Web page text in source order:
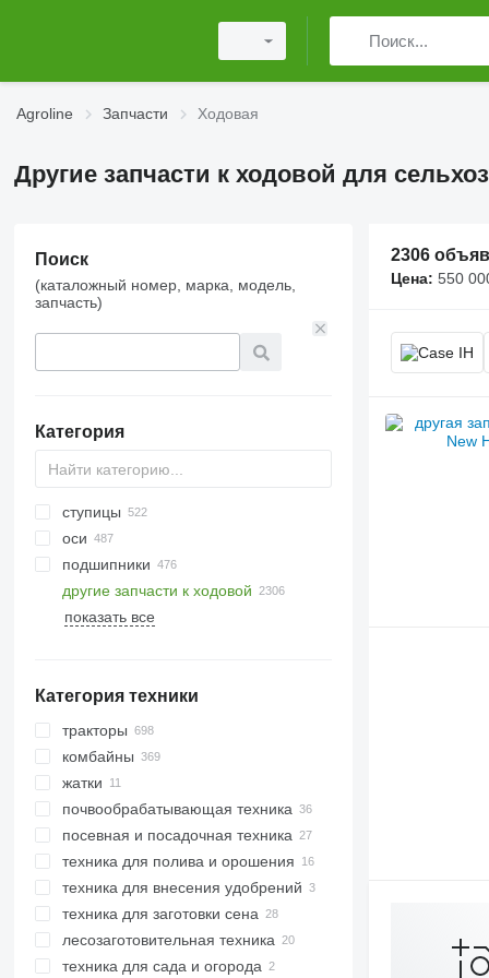
Agroline Запчасти Ходовая
Другие запчасти к ходовой для
Поиск
(каталожный номер, марка, модель,
запчасть)
Категория
ступицы
оси
подшипники
резиновые гусеницы
гусеничный ход
металлические гусеницы
другие запчасти к ходовой
показать все
Категория техники
тракторы
минитракторы
тракторы гусеничные
тракторы колесные
комбайны
свеклоуборочные комбайны
зерноуборочные комбайны
кормоуборочные комбайны
жатки
жатки зерновые
жатки кукурузные
почвообрабатывающая техника
бороны
глубокорыхлители
культиваторы
плуги
посевная и посадочная техника
техника для полива и орошения
техника для внесения удобрений
разбрасыватели минеральных
техника для заготовки сена
грабли ворошилки
косилки
лесозаготовительная техника
форвардеры
техника для сада и огорода
2306
Цена: 550